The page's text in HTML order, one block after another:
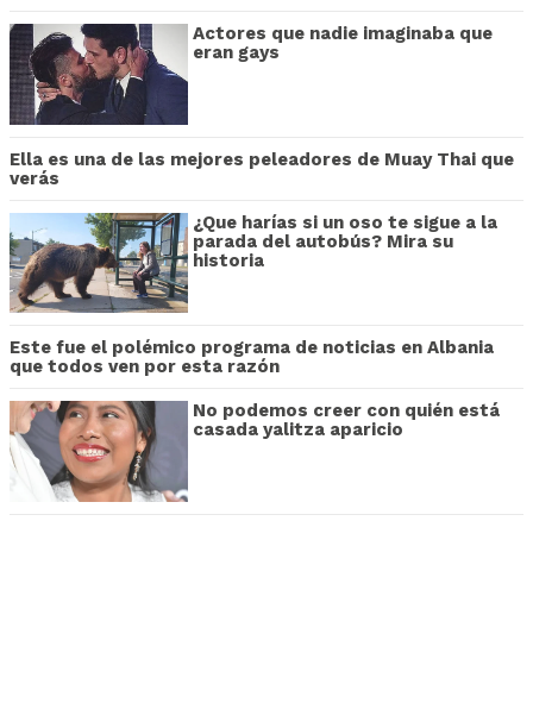
Actores que nadie imaginaba que
eran gays
Ella es una de las mejores peleadores de Muay Thai que
verás
¿Que harías si un oso te sigue a la
parada del autobús? Mira su
historia
Este fue el polémico programa de noticias en Albania
que todos ven por esta razón
No podemos creer con quién está
casada yalitza aparicio